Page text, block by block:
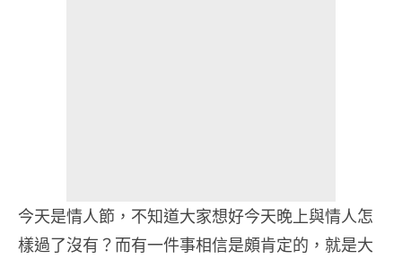
今天是情人節，不知道大家想好今天晚上與情人怎
樣過了沒有？而有一件事相信是頗肯定的，就是大